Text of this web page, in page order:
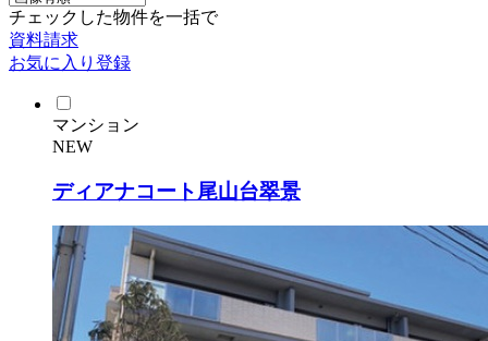
チェックした物件を一括で
資料請求
お気に入り登録
マンション
NEW
ディアナコート尾山台翠景